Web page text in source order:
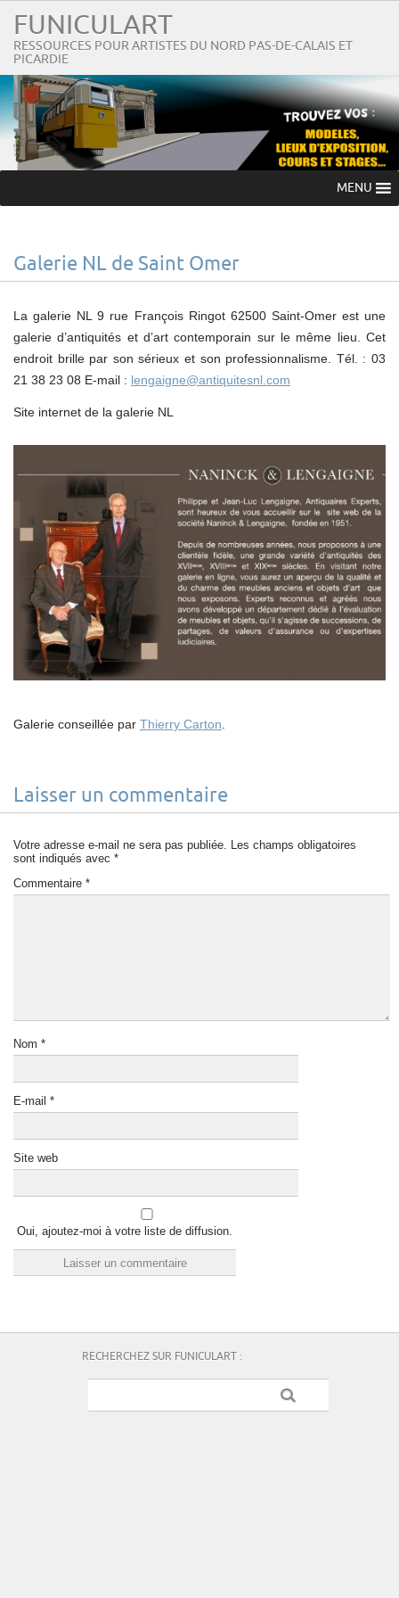
FUNICULART
RESSOURCES POUR ARTISTES DU NORD PAS-DE-CALAIS ET
PICARDIE
MENU
Galerie NL de Saint Omer
La galerie NL 9 rue François Ringot 62500 Saint-Omer est une
galerie d’antiquités et d’art contemporain sur le même lieu. Cet
endroit brille par son sérieux et son professionnalisme. Tél. : 03
21 38 23 08 E-mail : lengaigne@antiquitesnl.com
Site internet de la galerie NL
Galerie conseillée par Thierry Carton
Laisser un commentaire
Votre adresse e-mail ne sera pas publiée. Les champs obligatoires
sont indiqués avec *
Commentaire *
Nom *
E-mail *
Site web
Oui, ajoutez-moi à votre liste de diffusion.
RECHERCHEZ SUR FUNICULART :